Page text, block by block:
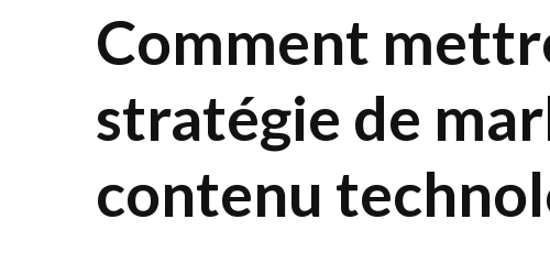
Comment
stratégie de
contenu